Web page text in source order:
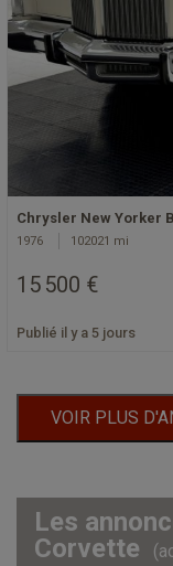
Chrysler New Yorker
1976 102021 mi
15 500 €
Publié il y a 5 jours
VOIR PLUS
Les
Corvette